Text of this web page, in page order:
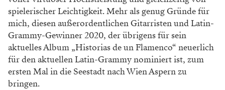
spielerischer Leichtigkeit. Mehr als genug Gründe für
mich, diesen außerordentlichen Gitarristen und Latin-
Grammy-Gewinner 2020, der übrigens für sein
aktuelles Album „Historias de un Flamenco“ neuerlich
für den aktuellen Latin-Grammy nominiert ist, zum
ersten Mal in die Seestadt nach Wien Aspern zu
bringen.